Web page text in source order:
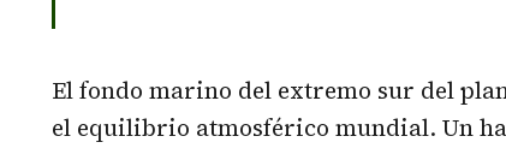
El fondo marino del extremo sur del
el equilibrio atmosférico mundial. Un